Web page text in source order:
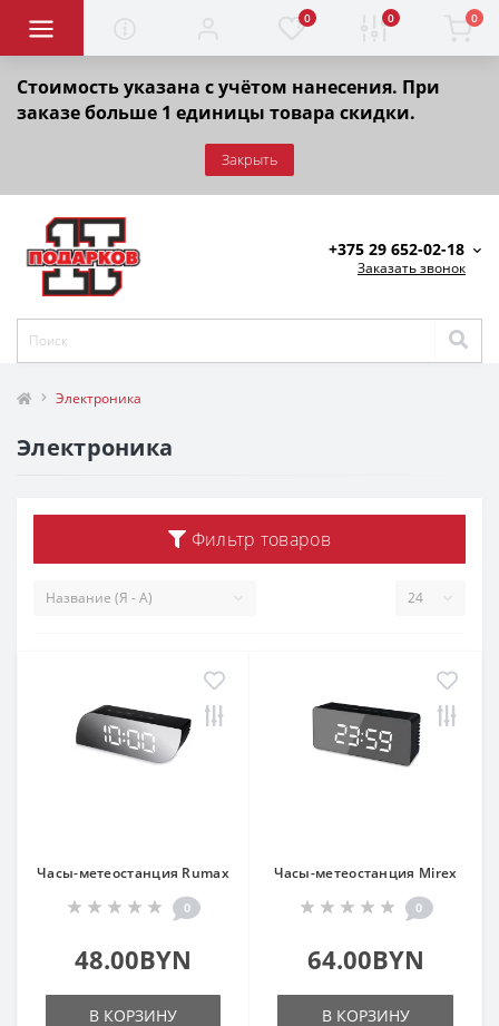
Стоимость указана с учётом нанесения. При
заказе больше 1 единицы товара скидки.
Закрыть
0 0 0
+375 29 652-02-18
Заказать звонок
Электроника
Электроника
Фильтр товаров
Часы-метеостанция Rumax
0
48.00BYN
В КОРЗИНУ
Часы-метеостанция Mirex
0
64.00BYN
В КОРЗИНУ